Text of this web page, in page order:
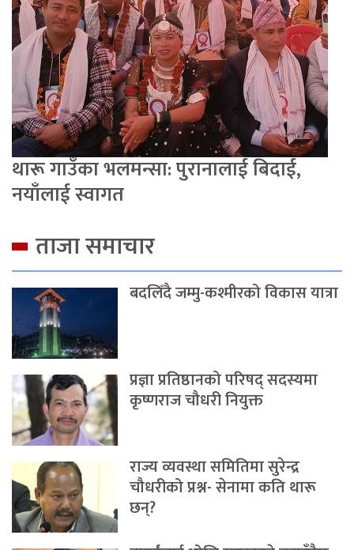
थारू गाउँका भलमन्सा: पुरानालाई बिदाई,
नयाँलाई स्वागत
ताजा समाचार
बदलिँदै जम्मु-कश्मीरको विकास यात्रा
प्रज्ञा प्रतिष्ठानको परिषद् सदस्यमा
कृष्णराज चौधरी नियुक्त
राज्य व्यवस्था समितिमा सुरेन्द्र
चौधरीको प्रश्न- सेनामा कति थारू
छन्?